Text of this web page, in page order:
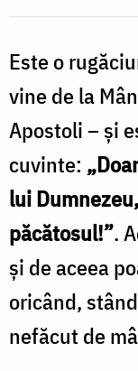
viața
noastră
Nechifor
Este o
vine de la
Apostoli – și
cuvinte:
lui
păcătosul!”.
și de aceea
oricând,
nefăcut de